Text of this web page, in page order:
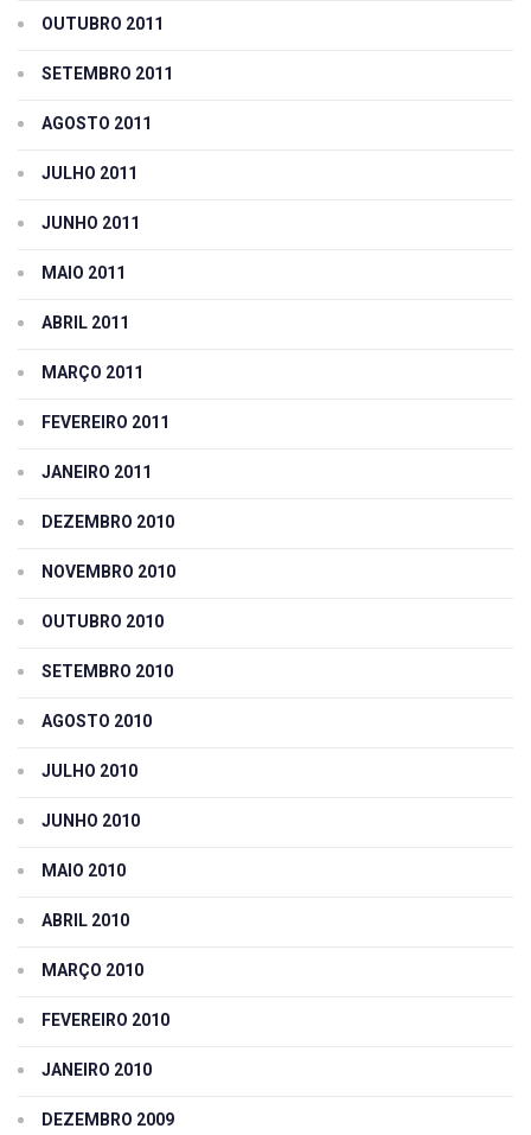
OUTUBRO 2011
SETEMBRO 2011
AGOSTO 2011
JULHO 2011
JUNHO 2011
MAIO 2011
ABRIL 2011
MARÇO 2011
FEVEREIRO 2011
JANEIRO 2011
DEZEMBRO 2010
NOVEMBRO 2010
OUTUBRO 2010
SETEMBRO 2010
AGOSTO 2010
JULHO 2010
JUNHO 2010
MAIO 2010
ABRIL 2010
MARÇO 2010
FEVEREIRO 2010
JANEIRO 2010
DEZEMBRO 2009